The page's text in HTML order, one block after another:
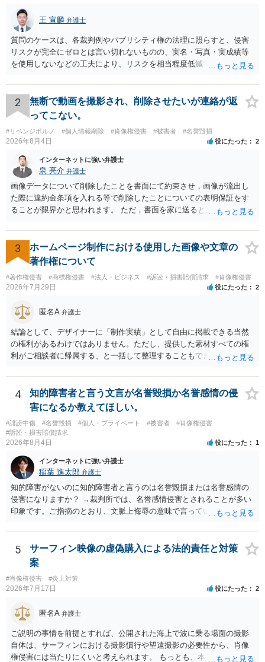
王 宣麟 弁護士
質問のケースは、各裁判例やパブリシティ権の法理に照らすと、侵害
リスクが完全にゼロとは言い切れないものの、実名・写真・実成績等
を使用しないなどの工夫により、リスクを相当程度低減できる設計に
推測できる」という点は、裁判で争われた場合に「専ら顧客吸引力の
利用を目的とする」と判断される余地を残すため、一定の注意が必要
です。 また、広告収益の有無は、侵害判断に一定の影響を与える可能
性がありますが、決定的要因ではありません。 パブリシティ権侵害の
成否は、主に「専ら顧客吸引力の利用を目的とするか」という点で判
断されます。広告収益があることは「商業的目的」を強く示す要素で
すが、それだけで直ちに侵害となるわけではありません。完全無償・
非営利であれば「表現の自由」「創作物」としての側面が強く評価さ
れる可能性があります。一方、広告収益がある場合は「商業利用」と
しての色彩が強まり、リスクが高まる可能性があります。 公開前に変
更・確認しておく事項については、公開の場でアドバイスするにも限
界があるかと思うので、資料等を持参の上、弁護士に相談されること
も一つかと存じます。
2
無断で動画を撮影され、削除させたいが連絡が返
ってこない。
#リベンジポルノ #個人情報削除 #肖像権侵害 #被害者 #名誉毀損
2026年8月4日 役にたった 2
インターネットに強い弁護士
泉 亮介 弁護士
画像データについて削除したことを書面にて約束させ，画像が流出し
た際に違約金条項を入れる等で削除したことについての表明保証をす
ることが限界かと思われます。 ただ，書面を家に送ると家族に不貞行
除等を求めることは避けたほうが良いかと思われます。
3
ホームページ制作における使用した画像や文章の
著作権について
#著作権侵害 #商標権侵害 #法人・ビジネス #訴訟・損害賠償請求 #肖像権侵害
2026年7月29日 役にたった 2
匿名A 弁護士
結論として、デザイナーに「制作実績」として自由に掲載できる当然
の権利があるわけではありません。ただし、提供した素材すべての権
利がご相談者に帰属する、と一括して整理することもできません。 ご
身が著作権者です。 他方、ブランド名、文字主体のロゴ、商品情報、
短いキャッチコピー、販売コンセプトなどは、通常、著作物には当た
りません。ただし、ロゴに独自の図形やイラスト等が含まれる場合に
は、その表現部分が著作物となる可能性があります。 また、人物写真
の著作権は撮影者に、肖像に関する権利は被写体本人に帰属します
（著作権法2条・17条）。 ウェブサイト全体に当然に著作権が生じる
等は別として、一般的なレイアウトや配色、依頼者から提供された素
材を希望に沿って配置した部分には、通常、著作物性は認められにく
いと考えられます。仮に具体的な画面構成の一部に創作性が認められ
ても、その権利は当該部分に限られ、ご相談者の写真や文章等を制作
実績として掲載する権限まで当然に生じるものではありません。 もっ
の同意があれば別です。また、単に制作を担当した事実を記載した
り、公開中のサイトへリンクしたりする行為まで当然に禁止できると
は限りません。 人物写真については、通常のSNSへの無断掲載と同
様、掲載目的、態様、必要性、本人の特定可能性等から判断されま
す。営業目的であり、本人も掲載を拒否していることは、違法性を認
める方向の事情となりますが、自動的に肖像権侵害となるわけではあ
りません。 まず、見積書、メール、チャット、デザイナーの利用規約
を確認したうえで、「提供素材及びこれを含む画面の複製・SNS掲載
を許諾しない」と書面で明確に通知することをお勧めします。すでに
掲載された場合は、URL、掲載日時、画面を保存してから削除を求め
てください。
4
知的障害者と言う文言が名誉毀損か名誉感情の侵
害になるか教えてほしい。
#誹謗中傷 #名誉毀損 #個人・プライベート #被害者
#肖像権侵害
#訴訟・損害賠償請求
2026年8月4日 役にたった 1
インターネットに強い弁護士
稲葉 進太郎 弁護士
知的障害がないのに知的障害者と言うのは名誉毀損または名誉感情の
侵害になりますか？ →裁判所では、名誉感情侵害とされることが多い
印象です。ご指摘のとおり、文脈上侮辱の意味で言っている点も加味
5
サーフィン映像の虚偽購入による法的責任と対策
案
#肖像権侵害 #炎上対策
2026年7月17日 役にたった 2
匿名A 弁護士
ご説明の事情を前提とすれば、公開された海上で波に乗る場面の撮影
自体は、サーフィンにおける撮影慣行や望遠撮影の必要性から、肖像
権侵害には当たりにくいと考えられます。 もっとも、本人の同意前に